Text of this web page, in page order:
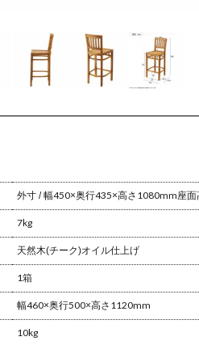
外寸 / 幅450×奥行435×高さ1080mm座
7kg
天然木(チーク)オイル仕上げ
1箱
幅460×奥行500×高さ1120mm
10kg